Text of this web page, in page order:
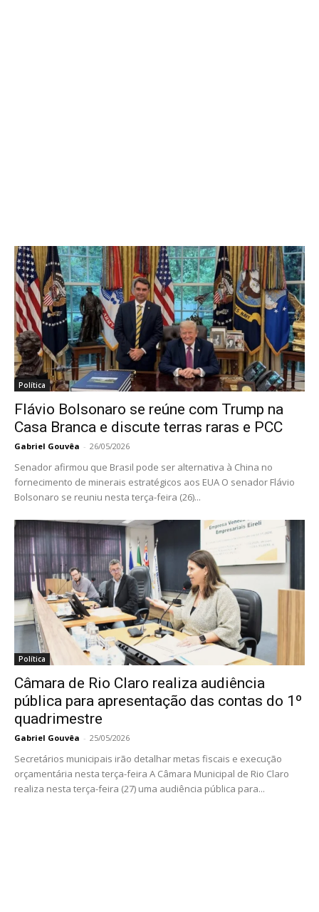
Política
Flávio Bolsonaro se reúne com Trump na
Casa Branca e discute terras raras e PCC
Gabriel Gouvêa - 26/05/2026
Senador afirmou que Brasil pode ser alternativa à China no
fornecimento de minerais estratégicos aos EUA O senador Flávio
Bolsonaro se reuniu nesta terça-feira (26)...
Política
Câmara de Rio Claro realiza audiência
pública para apresentação das contas do 1º
quadrimestre
Gabriel Gouvêa - 25/05/2026
Secretários municipais irão detalhar metas fiscais e execução
orçamentária nesta terça-feira A Câmara Municipal de Rio Claro
realiza nesta terça-feira (27) uma audiência pública para...